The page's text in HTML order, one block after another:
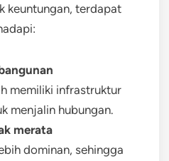
keuntungan, terdapat
memiliki infrastruktur
menjalin hubungan.
merata
dominan, sehingga